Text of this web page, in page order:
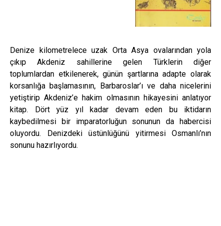
Denize kilometrelece uzak Orta Asya ovalarından yola
çıkıp Akdeniz sahillerine gelen Türklerin diğer
toplumlardan etkilenerek, günün şartlarına adapte olarak
korsanlığa başlamasının, Barbaroslar’ı ve daha nicelerini
yetiştirip Akdeniz’e hakim olmasının hikayesini anlatıyor
kitap. Dört yüz yıl kadar devam eden bu iktidarın
kaybedilmesi bir imparatorluğun sonunun da habercisi
oluyordu. Denizdeki üstünlüğünü yitirmesi Osmanlı’nın
sonunu hazırlıyordu.